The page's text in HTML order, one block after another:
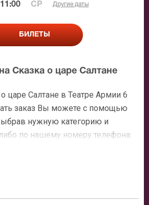
СР Другие даты
БИЛЕТЫ
Сказка о царе Салтане
царе Салтане в Театре Армии 6
заказ Вы можете с помощью
нужную категорию и
по нашему номеру телефона:
После оформления заявки с Вами
о том как заказать билет и